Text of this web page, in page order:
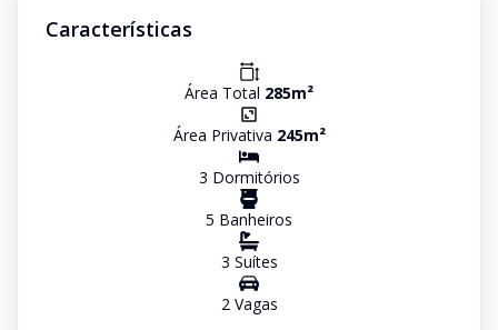
Características
Área Total 285m²
Área Privativa 245m²
3 Dormitórios
5 Banheiros
3 Suítes
2Vagas